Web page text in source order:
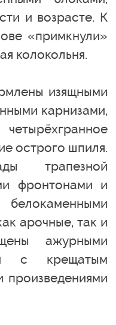
и возрасте. К
«примкнули»
колокольня.
изящными
карнизами,
острого шпиля.
трапезной
фронтонами и
арочные, так и
ажурными
с крещатым